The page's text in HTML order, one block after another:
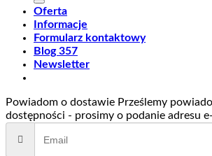
Oferta
Informacje
Formularz kontaktowy
Blog 357
Newsletter
Powiadom o dostawie Prześlemy
dostępności - prosimy o podanie adresu